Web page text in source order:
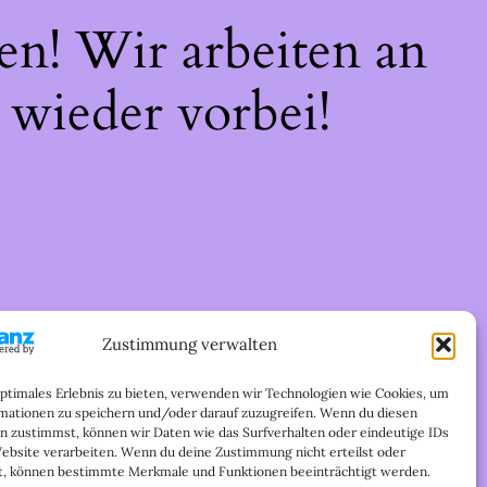
Zustimmung verwalten
Erlebnis zu bieten, verwenden wir Technologien wie Cookies, um
zu speichern und/oder darauf zuzugreifen. Wenn du diesen
zustimmst, können wir Daten wie das Surfverhalten oder eindeutige IDs
verarbeiten. Wenn du deine Zustimmung nicht erteilst oder
können bestimmte Merkmale und Funktionen beeinträchtigt werden.
Wir arbeiten an
vorbei!